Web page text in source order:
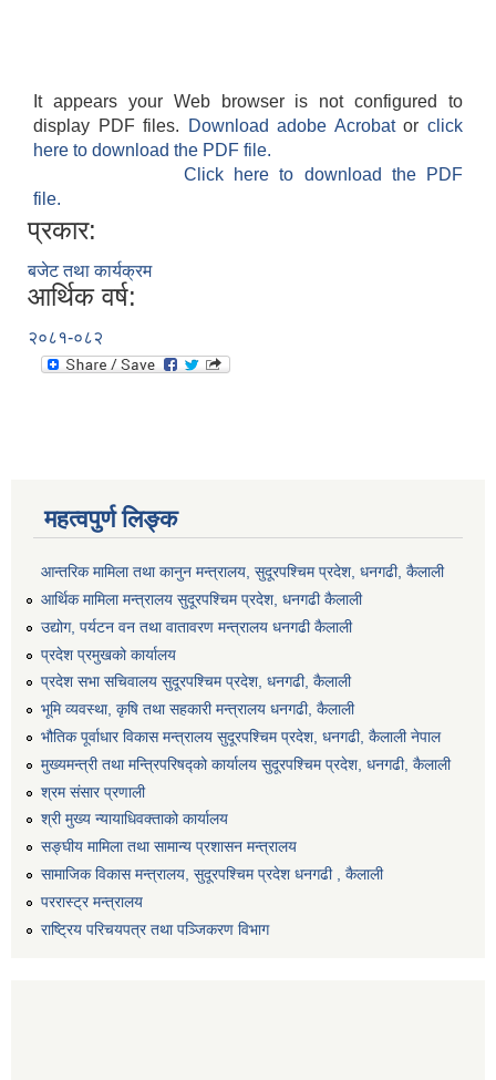
It appears your Web browser is not configured to
display PDF files.
Download adobe Acrobatorclick
here to download the PDF file.
Click here to download the PDF
file.
प्रकार:
बजेट तथा कार्यक्रम
आर्थिक वर्ष:
२०८१-०८२
महत्वपुर्ण लिङ्क
आन्तरिक मामिला तथा कानुन मन्त्रालय, सुदूरपश्चिम प्रदेश, धनगढी, कैलाली
आर्थिक मामिला मन्त्रालय सुदूरपश्चिम प्रदेश, धनगढी कैलाली
उद्योग, पर्यटन वन तथा वातावरण मन्त्रालय धनगढी कैलाली
प्रदेश प्रमुखको कार्यालय
प्रदेश सभा सचिवालय सुदूरपश्‍चिम प्रदेश, धनगढी, कैलाली
भूमि व्यवस्था, कृषि तथा सहकारी मन्त्रालय धनगढी, कैलाली
भौतिक पूर्वाधार विकास मन्त्रालय सुदूरपश्चिम प्रदेश, धनगढी, कैलाली नेपाल
मुख्यमन्त्री तथा मन्त्रिपरिषद्को कार्यालय सुदूरपश्चिम प्रदेश, धनगढी, कैलाली
श्रम संसार प्रणाली
श्री मुख्य न्यायाधिवक्ताको कार्यालय
सङ्‍घीय मामिला तथा सामान्य प्रशासन मन्त्रालय
सामाजिक विकास मन्त्रालय, सुदूरपश्चिम प्रदेश धनगढी , कैलाली
पररास्ट्र मन्त्रालय
राष्ट्रिय परिचयपत्र तथा पञ्जिकरण विभाग